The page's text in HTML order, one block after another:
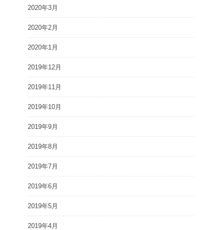
2020年3月
2020年2月
2020年1月
2019年12月
2019年11月
2019年10月
2019年9月
2019年8月
2019年7月
2019年6月
2019年5月
2019年4月